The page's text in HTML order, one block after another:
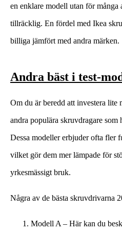
en enklare modell utan för många
tillräcklig. En fördel med Ikea
billiga jämfört med andra märken.
Andra bäst i test-
Om du är beredd att investera lite
andra populära skruvdragare som
Dessa modeller erbjuder ofta fler
vilket gör dem mer lämpade för
yrkesmässigt bruk.
Några av de bästa skruvdrivarna
Modell A – Här kan du